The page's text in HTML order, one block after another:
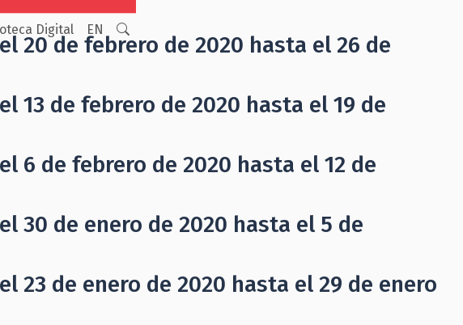
Digital EN
20 de febrero de 2020 hasta el 26 de
13 de febrero de 2020 hasta el 19 de
6 de febrero de 2020 hasta el 12 de
30 de enero de 2020 hasta el 5 de
23 de enero de 2020 hasta el 29 de enero